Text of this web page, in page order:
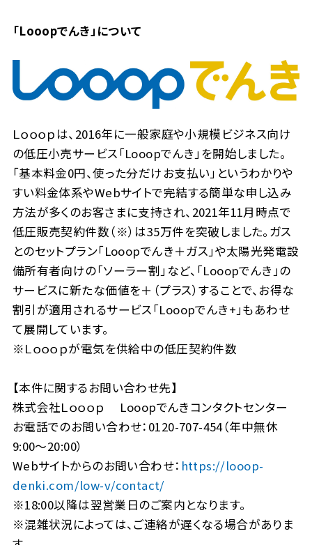
「Looopでんき」について
Ｌｏｏｏｐは、2016年に一般家庭や小規模ビジネス向け
の低圧小売サービス「Looopでんき」を開始しました。
「基本料金0円、使った分だけお支払い」というわかりや
すい料金体系やWebサイトで完結する簡単な申し込み
方法が多くのお客さまに支持され、2021年11月時点で
低圧販売契約件数（※）は35万件を突破しました。ガス
とのセットプラン「Looopでんき＋ガス」や太陽光発電設
備所有者向けの「ソーラー割」など、「Looopでんき」の
サービスに新たな価値を＋（プラス）することで、お得な
割引が適用されるサービス「Looopでんき+」もあわせ
て展開しています。
※Ｌｏｏｏｐが電気を供給中の低圧契約件数
【本件に関するお問い合わせ先】
株式会社Ｌｏｏｏｐ Looopでんきコンタクトセンター
お電話でのお問い合わせ：0120-707-454（年中無休
9:00～20:00）
Webサイトからのお問い合わせ： https://looop-
denki.com/low-v/contact/
※18:00以降は翌営業日のご案内となります。
※混雑状況によっては、ご連絡が遅くなる場合がありま